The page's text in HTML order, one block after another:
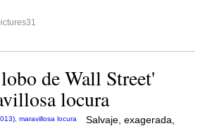
de Wall Street'
locura
Salvaje, exagerada,